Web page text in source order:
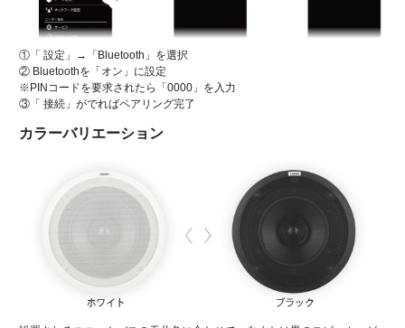
①「 設定」→「Bluetooth」を選択
② Bluetoothを「オン」に設定
※PINコードを要求されたら「0000」を入力
③「 接続」がでればペアリング完了
カラーバリエーション